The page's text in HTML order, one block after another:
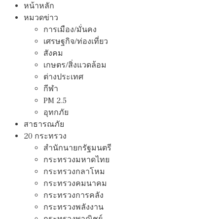
หน้าหลัก
หมวดข่าว
การเมือง/มั่นคง
เศรษฐกิจ/ท่องเที่ยว
สังคม
เกษตร/สิ่งแวดล้อม
ต่างประเทศ
กีฬา
PM 2.5
อุทกภัย
สาธารณภัย
20 กระทรวง
สํานักนายกรัฐมนตรี
กระทรวงมหาดไทย
กระทรวงกลาโหม
กระทรวงคมนาคม
กระทรวงการคลัง
กระทรวงพลังงาน